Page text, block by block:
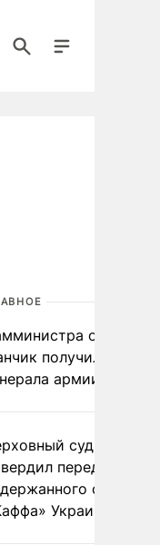
обороны
получил звание
армии
суд Швеции
передачу
Украине